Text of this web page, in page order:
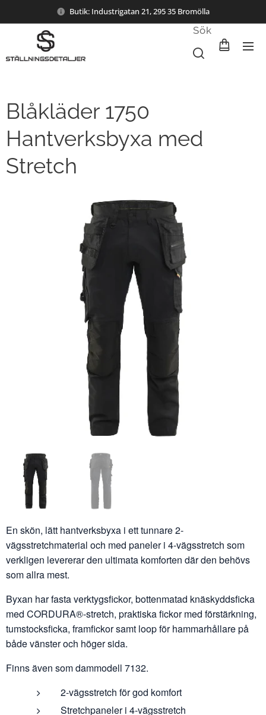
Butik: Industrigatan 21, 295 35 Bromölla
Sök
Blåkläder 1750
Hantverksbyxa med
Stretch
En skön, lätt hantverksbyxa i ett tunnare 2-
vägsstretchmaterial och med paneler i 4-vägsstretch som
verkligen levererar den ultimata komforten där den behövs
som allra mest.
Byxan har fasta verktygsfickor, bottenmatad knäskyddsficka
med CORDURA®-stretch, praktiska fickor med förstärkning,
tumstocksficka, framfickor samt loop för hammarhållare på
både vänster och höger sida.
Finns även som dammodell 7132.
2-vägsstretch för god komfort
Stretchpaneler i 4-vägsstretch